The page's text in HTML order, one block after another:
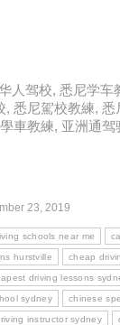
人驾校, 悉尼学车
悉尼駕校教練,
車教練, 亚洲通
23, 2019
schools near me
hurstville cheap
driving lessons
sydney chinese
instructor sydney